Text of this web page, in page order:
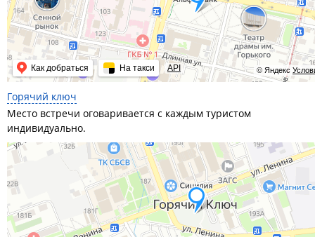
© Яндекс
Как добраться На такси API
Горячий ключ
Место встречи оговаривается с каждым туристом
индивидуально.